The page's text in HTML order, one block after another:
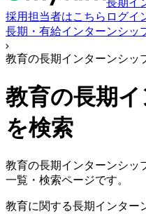
採用担当者はこちら ログイ
長期・有給インターンシッ
教育の長期インターンシッ
教育の長期
を検索
教育の長期インターンシッ
一覧・検索ページです。
教育に関する長期インター